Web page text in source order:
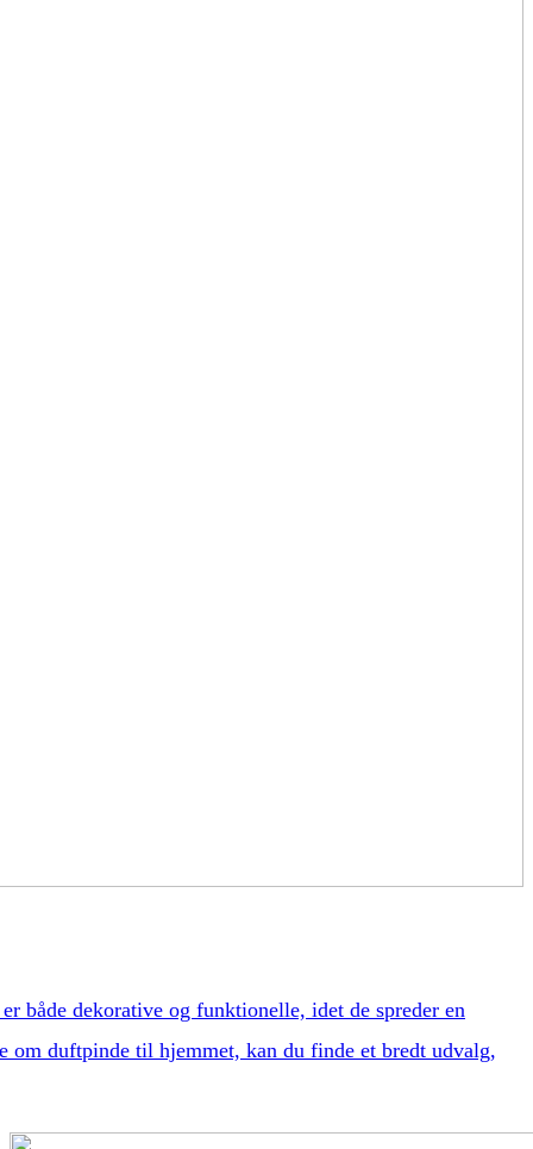
både dekorative og funktionelle, idet de spreder en
om duftpinde til hjemmet, kan du finde et bredt udvalg,